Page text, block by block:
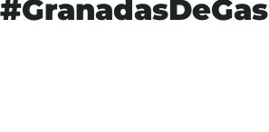
#GranadasDeGas